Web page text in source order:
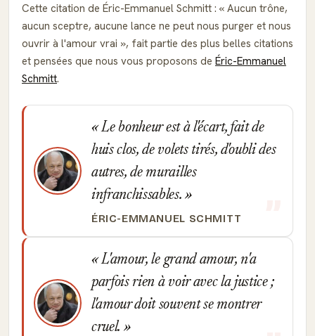
Cette citation de Éric-Emmanuel Schmitt :
Aucun trône,
aucun sceptre, aucune lance ne peut nous purger et nous
ouvrir à l'amour vrai
, fait partie des plus belles citations
et pensées que nous vous proposons de Éric-Emmanuel
Schmitt.
Le bonheur est à l'écart, fait de
huis clos, de volets tirés, d'oubli des
autres, de murailles
infranchissables.
ÉRIC-EMMANUEL SCHMITT
L'amour, le grand amour, n'a
parfois rien à voir avec la justice ;
l'amour doit souvent se montrer
cruel.